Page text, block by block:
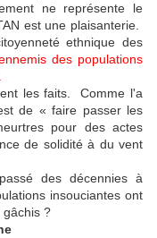
ne représente le
est une plaisanterie.
ethnique des
des populations
les faits. Comme l'a
de « faire passer les
pour des actes
de solidité à du vent
des décennies à
insouciantes ont
?